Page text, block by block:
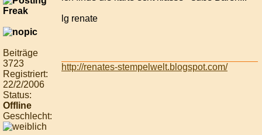
Beiträge
3723
Registriert:
22/2/2006
Status:
Offline
Geschlecht:
lg renate
http://renates-stempelwelt.blogspot.com/